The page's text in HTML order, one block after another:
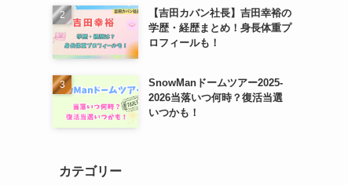
【吉田カバン社長】吉田幸裕の
学歴・経歴まとめ！身長体重プ
ロフィールも！
SnowManドームツアー2025-
2026当落いつ何時？復活当選
いつかも！
カテゴリー